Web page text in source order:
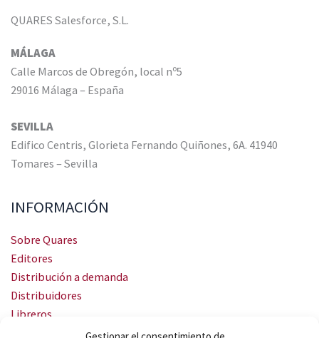
QUARES Salesforce, S.L.
MÁLAGA
Calle Marcos de Obregón, local nº5
29016 Málaga – España
SEVILLA
Edifico Centris, Glorieta Fernando Quiñones, 6A. 41940
Tomares – Sevilla
INFORMACIÓN
Sobre Quares
Editores
Distribución a demanda
Distribuidores
Libreros
Servicio Landingweb